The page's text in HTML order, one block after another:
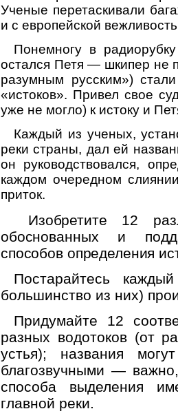
Ученые перетаскивали
и с европейской
Понемногу в
остался Петя — шкипер не
разумным русским»)
«истоков». Привел свое
уже не могло) к истоку и
Каждый из ученых,
реки страны, дал ей
он руководствовался,
каждом очередном
приток.
Изобретите 12
обоснованных и
способов определения
Постарайтесь
большинство из них)
Придумайте 12
разных водотоков (от
устья); названия
благозвучными —
способа выделения
главной реки.